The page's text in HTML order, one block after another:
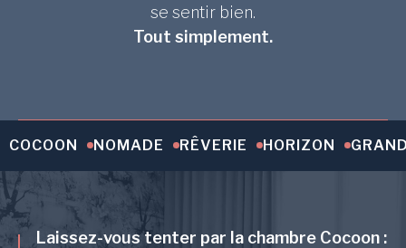
se sentir bien.
Tout simplement.
COCOON NOMADE RÊVERIE HORIZON
Laissez-vous tenter par la chambre Cocoon :